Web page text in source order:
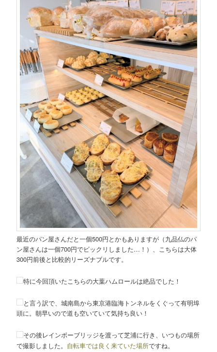
最近のパン屋さんだと一個500円とかもありますが（九品仏のパ
ン屋さんは一個700円でビックリしました…！）、こちらは大体
300円前後と比較的リーズナブルです。
特に今回頂いたこちらの大葉ハムロールは絶品でした！
と言う訳で、城南島から東京港臨海トンネルをくぐって有明埠
頭に。朝早いので道も空いていて気持ち良い！
その後レインボーブリッジを渡って芝浦に行き、いつもの場所
で撮影しました。 自転車では良く来ていた場所ですね。